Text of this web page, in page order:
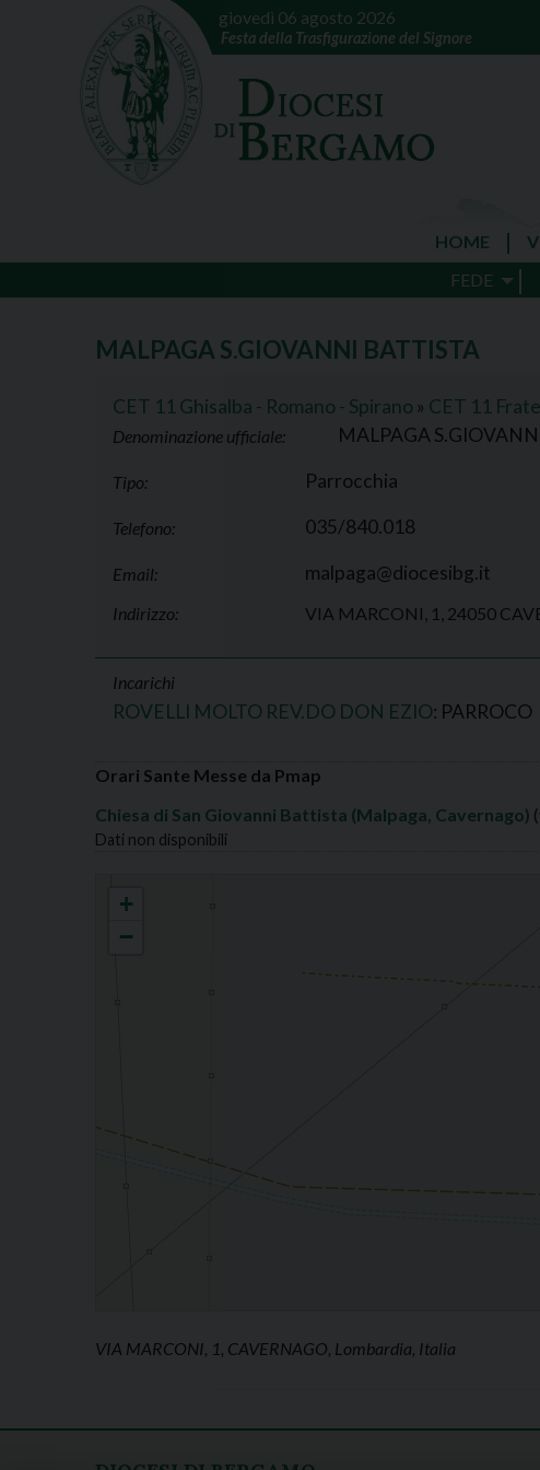
giovedì 06 agosto 2026
Festa della Trasfigurazione del Signore
HOME
FEDE
MALPAGA S.GIOVANNI BATTISTA
CET 11 Ghisalba - Romano - Spirano » CET 11
Denominazione ufficiale: MALPAGA
Tipo: Parrocchia
Telefono: 035/840.018
Email: malpaga@diocesibg.it
Indirizzo: VIA MARCONI, 1, 24050
Incarichi
ROVELLI MOLTO REV.DO DON EZIO: PARROCO
Orari Sante Messe da Pmap
Chiesa di San Giovanni Battista (Malpaga, Cavernago)
Dati non disponibili
+
−
VIA MARCONI, 1, CAVERNAGO, Lombardia, Italia